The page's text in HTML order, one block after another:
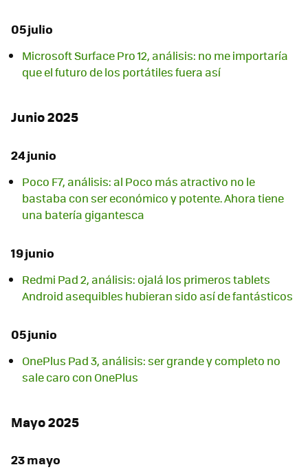
05 julio
Microsoft Surface Pro 12, análisis: no me importaría
que el futuro de los portátiles fuera así
Junio 2025
24 junio
Poco F7, análisis: al Poco más atractivo no le
bastaba con ser económico y potente. Ahora tiene
una batería gigantesca
19 junio
Redmi Pad 2, análisis: ojalá los primeros tablets
Android asequibles hubieran sido así de fantásticos
05 junio
OnePlus Pad 3, análisis: ser grande y completo no
sale caro con OnePlus
Mayo 2025
23 mayo